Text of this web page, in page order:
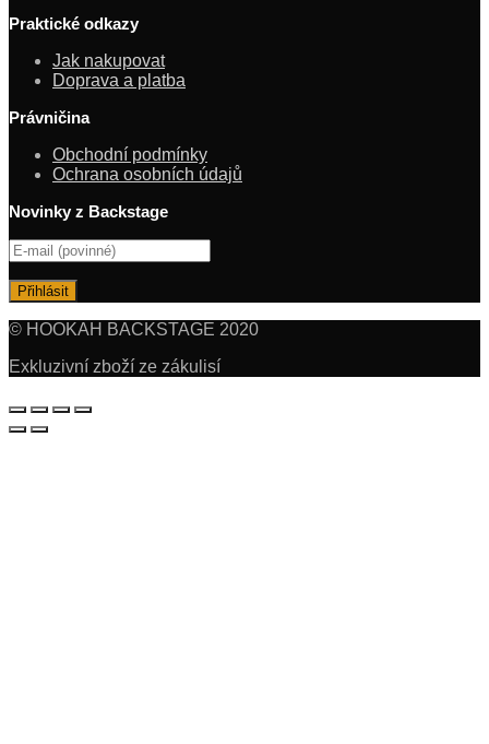
Praktické odkazy
Jak nakupovat
Doprava a platba
Právničina
Obchodní podmínky
Ochrana osobních údajů
Novinky z Backstage
© HOOKAH BACKSTAGE 2020
Exkluzivní zboží ze zákulisí